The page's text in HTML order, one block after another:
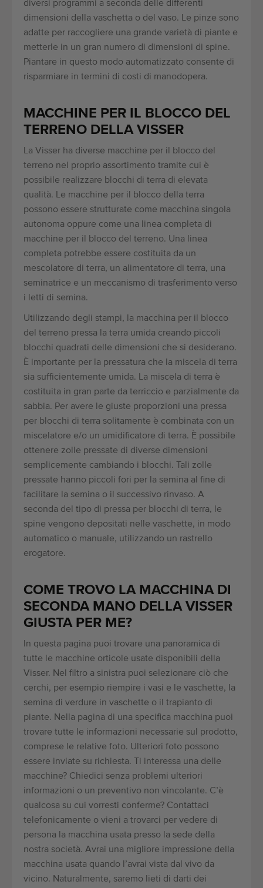
diversi programmi a seconda delle differenti
dimensioni della vaschetta o del vaso. Le pinze sono
adatte per raccogliere una grande varietà di piante e
metterle in un gran numero di dimensioni di spine.
Piantare in questo modo automatizzato consente di
risparmiare in termini di costi di manodopera.
MACCHINE PER IL BLOCCO DEL
TERRENO DELLA VISSER
La Visser ha diverse macchine per il blocco del
terreno nel proprio assortimento tramite cui è
possibile realizzare blocchi di terra di elevata
qualità. Le macchine per il blocco della terra
possono essere strutturate come macchina singola
autonoma oppure come una linea completa di
macchine per il blocco del terreno. Una linea
completa potrebbe essere costituita da un
mescolatore di terra, un alimentatore di terra, una
seminatrice e un meccanismo di trasferimento verso
i letti di semina.
Utilizzando degli stampi, la macchina per il blocco
del terreno pressa la terra umida creando piccoli
blocchi quadrati delle dimensioni che si desiderano.
È importante per la pressatura che la miscela di terra
sia sufficientemente umida. La miscela di terra è
costituita in gran parte da terriccio e parzialmente da
sabbia. Per avere le giuste proporzioni una pressa
per blocchi di terra solitamente è combinata con un
miscelatore e/o un umidificatore di terra. È possibile
ottenere zolle pressate di diverse dimensioni
semplicemente cambiando i blocchi. Tali zolle
pressate hanno piccoli fori per la semina al fine di
facilitare la semina o il successivo rinvaso. A
seconda del tipo di pressa per blocchi di terra, le
spine vengono depositati nelle vaschette, in modo
automatico o manuale, utilizzando un rastrello
erogatore.
COME TROVO LA MACCHINA DI
SECONDA MANO DELLA VISSER
GIUSTA PER ME?
In questa pagina puoi trovare una panoramica di
tutte le macchine orticole usate disponibili della
Visser. Nel filtro a sinistra puoi selezionare ciò che
cerchi, per esempio riempire i vasi e le vaschette, la
semina di verdure in vaschette o il trapianto di
piante. Nella pagina di una specifica macchina puoi
trovare tutte le informazioni necessarie sul prodotto,
comprese le relative foto. Ulteriori foto possono
essere inviate su richiesta. Ti interessa una delle
macchine? Chiedici senza problemi ulteriori
informazioni o un preventivo non vincolante. C’è
qualcosa su cui vorresti conferme? Contattaci
telefonicamente o vieni a trovarci per vedere di
persona la macchina usata presso la sede della
nostra società. Avrai una migliore impressione della
macchina usata quando l’avrai vista dal vivo da
vicino. Naturalmente, saremo lieti di darti dei